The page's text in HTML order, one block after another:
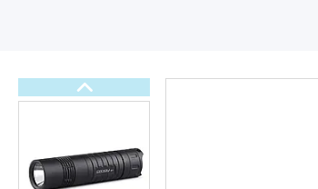
Ліхтарі Convoy
Ліхтарі Skilhunt